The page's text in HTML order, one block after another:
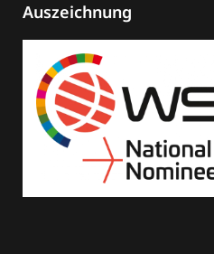
Auszeichnung